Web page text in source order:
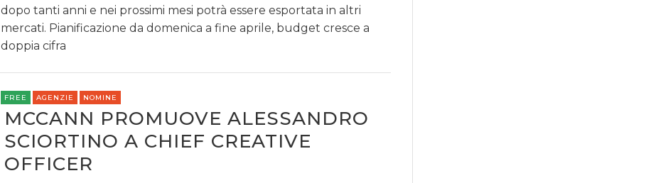
dopo tanti anni e nei prossimi mesi potrà essere esportata in altri
mercati. Pianificazione da domenica a fine aprile, budget cresce a
doppia cifra
FREE AGENZIE NOMINE
MCCANN PROMUOVE ALESSANDRO
SCIORTINO A CHIEF CREATIVE
OFFICER